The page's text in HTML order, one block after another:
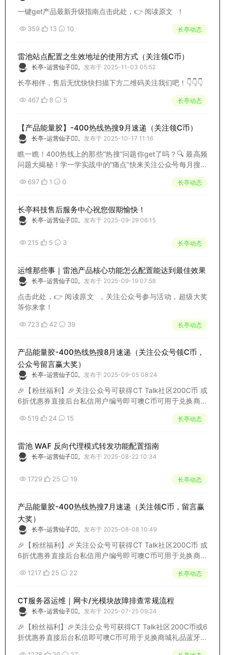
一键get产品最新升级指南点击此处，👉 阅读原文 ！
359 13 10 长亭动态
雷池站点配置之生效地址的使用方式（关注领C币）
长亭-运营仙子🧚‍♀️。 发布于 2025-11-03 05:52
长亭相伴，售后无忧快快扫描下方二维码关注我们吧！👇👇👇
467 8 5 长亭动态
【产品能量胶】-400热线热搜9月速递（关注领C币）
长亭-运营仙子🧚‍♀️。 发布于 2025-10-17 11:16
瞧一瞧！400热线上的那些“热搜”问题你get了吗？🔍 最高频
问题大揭秘！学一学实战中的“痛点”快来关注公众号每月搜集
热点问题供大家参考学习长亭相伴，售后无忧快快扫描下方二
维码关注我们吧！👇👇👇
697 1 0 长亭动态
长亭科技售后服务中心祝您假期愉快！
长亭-运营仙子🧚‍♀️。 发布于 2025-09-29 06:15
215 5 3 长亭动态
运维那些事｜雷池产品核心功能怎么配置能达到最佳效果
长亭-运营仙子🧚‍♀️。 发布于 2025-09-19 07:58
点击此处，👉 阅读原文 ，关注公众号参与活动，超级大奖
等你来拿！
723 42 39 长亭动态
产品能量胶-400热线热搜8月速递（关注公众号领C币，
公众号留言赢大奖）
长亭-运营仙子🧚‍♀️。 发布于 2025-09-05 08:24
🎉【粉丝福利】🎉关注公众号可获得CT Talk社区200C币 或
6折优惠券直接后台私信用户编号即可噢C币可用于兑换商城
礼品蓝牙耳机、体重秤筋膜枪、手办积木应有尽有……复制链
接点击看看吧👀👉https://bbs.chaitin.cn/mall🎉【盖楼狂
519 24 15 长亭动态
雷池 WAF 反向代理模式转发功能配置指南
长亭-运营仙子🧚‍♀️。 发布于 2025-08-22 10:34
1729 25 19 长亭动态
产品能量胶-400热线热搜7月速递（关注领C币，留言赢
大奖）
长亭-运营仙子🧚‍♀️。 发布于 2025-08-08 10:49
🎉【粉丝福利】🎉关注公众号可获得CT Talk社区200C币 或
6折优惠券直接后台私信用户编号即可噢C币可用于兑换商城
礼品蓝牙耳机、体重秤筋膜枪、手办积木应有尽有……复制链
接点击看看吧👀👉https://bbs.chaitin.cn/mall🎉【盖楼狂
1217 25 22 长亭动态
CT服务器运维｜网卡/光模块故障排查常规流程
长亭-运营仙子🧚‍♀️。 发布于 2025-07-25 09:24
🎉【粉丝福利】🎉关注公众号可获得CT Talk社区200C币或6
折优惠券直接后台私信即可噢C币可用于兑换商城礼品蓝牙耳
机、体重秤筋膜枪、手办积木应有尽有……复制链接打开看看